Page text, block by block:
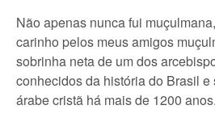
Não apenas nunca fui
carinho pelos meus amigos
sobrinha neta de um dos
conhecidos da história do Brasil
árabe cristã há mais de 1200 anos.